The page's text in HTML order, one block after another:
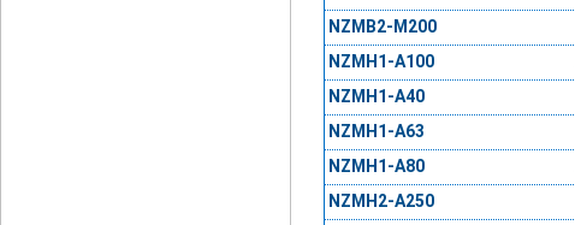
NZMB2-M200
NZMH1-A100
NZMH1-A40
NZMH1-A63
NZMH1-A80
NZMH2-A250